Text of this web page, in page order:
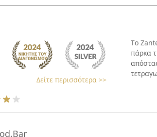
Δείτε περισσότερα >>
Το
πάρκα